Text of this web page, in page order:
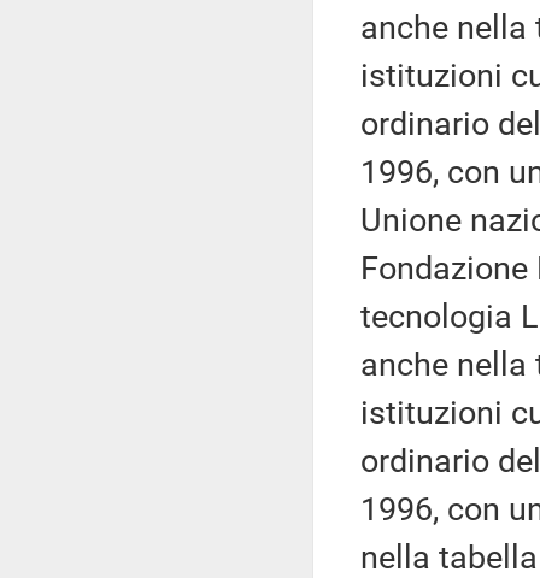
anche nella
istituzioni
ordinario
1996, con
Unione
tecnologia
anche nella
istituzioni
ordinario
1996, con
nella